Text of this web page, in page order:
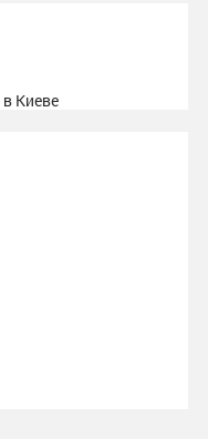
в Киеве